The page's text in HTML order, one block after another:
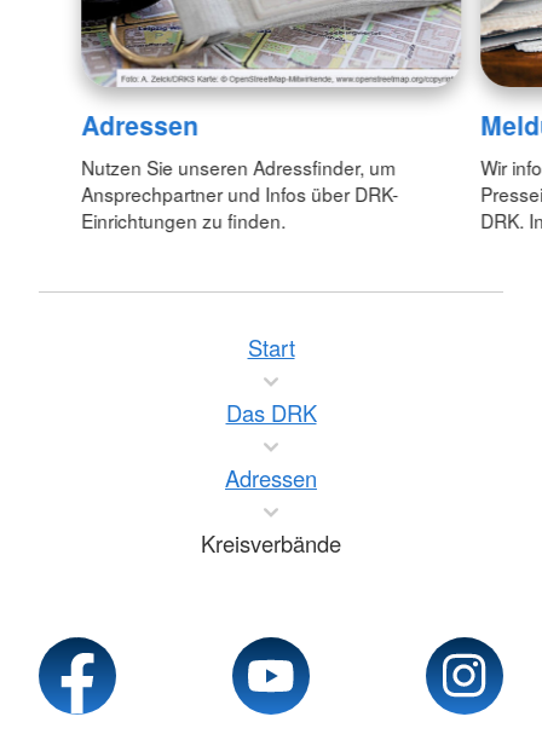
Adressen
Nutzen Sie unseren Adressfinder, um
Ansprechpartner und Infos über DRK-
Einrichtungen zu finden.
Wir
DRK.
Start
Das DRK
Adressen
Kreisverbände